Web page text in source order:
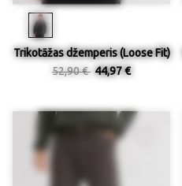
Trikotāžas džemperis (Loose Fit)
52,90 € 44,97 €